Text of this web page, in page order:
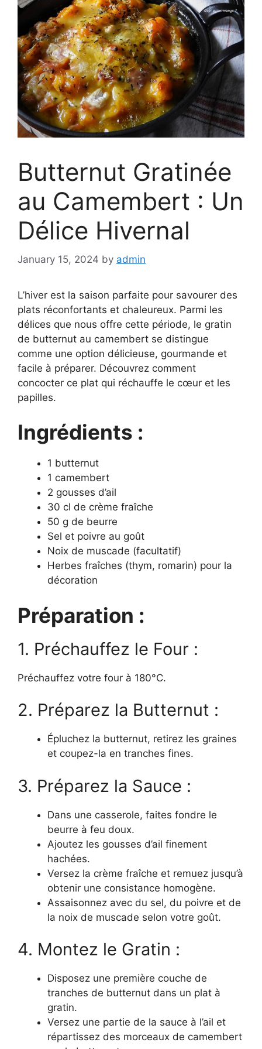
Butternut Gratinée
au Camembert : Un
Délice Hivernal
January 15, 2024 by admin
L’hiver est la saison parfaite pour savourer des
plats réconfortants et chaleureux. Parmi les
délices que nous offre cette période, le gratin
de butternut au camembert se distingue
comme une option délicieuse, gourmande et
facile à préparer. Découvrez comment
concocter ce plat qui réchauffe le cœur et les
papilles.
Ingrédients :
1 butternut
1 camembert
2 gousses d’ail
30 cl de crème fraîche
50 g de beurre
Sel et poivre au goût
Noix de muscade (facultatif)
Herbes fraîches (thym, romarin) pour la
décoration
Préparation :
1. Préchauffez le Four :
Préchauffez votre four à 180°C.
2. Préparez la Butternut :
Épluchez la butternut, retirez les graines
et coupez-la en tranches fines.
3. Préparez la Sauce :
Dans une casserole, faites fondre le
beurre à feu doux.
Ajoutez les gousses d’ail finement
hachées.
Versez la crème fraîche et remuez jusqu’à
obtenir une consistance homogène.
Assaisonnez avec du sel, du poivre et de
la noix de muscade selon votre goût.
4. Montez le Gratin :
Disposez une première couche de
tranches de butternut dans un plat à
gratin.
Versez une partie de la sauce à l’ail et
répartissez des morceaux de camembert